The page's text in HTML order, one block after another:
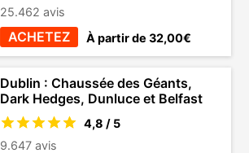
25.462 avis
ACHETEZ À partir de 32,00€
Dublin : Chaussée des Géants,
Dark Hedges, Dunluce et Belfast
4,8 / 5
9.647 avis